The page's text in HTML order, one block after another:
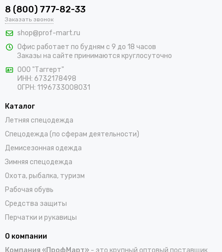
В интернет-магазине «ПрофМарт» можно купить сигнальную
одежду для персонала. Мы работаем с оптовыми и
розничными покупателями. Предлагаем на выбор сигнальные
жилеты, сезонные костюмы, брюки и прочие составляющие
униформы в ярких заметных цветах. Доставка покупок,
которые оформляются на сайте, осуществляется по Сатке и
остальным населенным пунктам России.
8 (800) 777-82-33
Заказать звонок
shop@prof-mart.ru
Офис работает по будням с 9 до 18 часов
Заказы на сайте принимаются круглосуточно
ООО "Таггерт"
ИНН: 6732178498
ОГРН: 1196733008031
Каталог
Летняя спецодежда
Спецодежда (по сферам деятельности)
Демисезонная одежда
Зимняя спецодежда
Охота, рыбалка, туризм
Рабочая обувь
Средства защиты
Перчатки и рукавицы
О компании
Компания «ПрофМарт» - это крупный оптовый поставщик